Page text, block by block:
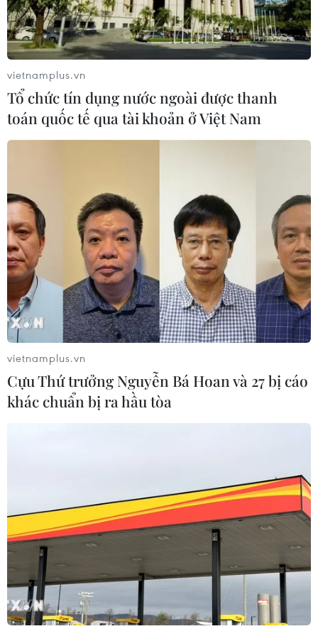
Cần Thơ thúc đẩy hợp tác du lịch với
đối tác Hàn Quốc
07/08/2026 12:46
Hàn Quốc áp dụng ưu đãi thuế hỗ
trợ 6 ngành công nghiệp chiến lược
Trung Quốc hoàn thành bản đồ địa
chất mới của toàn bộ Mặt Trăng
07/08/2026 08:52
Australia đề cao hợp tác với Việt Nam
vì hòa bình, ổn định và thịnh vượng
07/08/2026 07:09
Cựu Đại sứ Australia: Tầm nhìn hợp
tác mới cho quan hệ Việt Nam-
Hãng hàng không Air Premia của
Hàn Quốc nối lại đường bay
Incheon-TP Hồ Chí Minh
07/08/2026 04:28
Mở ra giai đoạn triển khai thực chất
vietnamplus.vn
Tổ chức tín dụng nước ngoài được thanh
toán quốc tế qua tài khoản ở Việt Nam
vietnamplus.vn
Cựu Thứ trưởng Nguyễn Bá Hoan và 27 bị cáo
khác chuẩn bị ra hầu tòa